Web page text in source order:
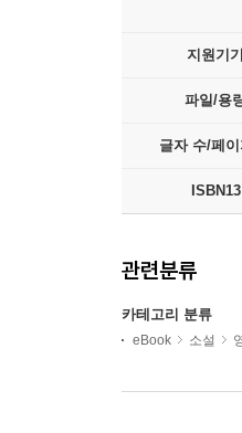
지원기기
파일/용
글자 수/페
ISBN13
관련분류
카테고리 분류
eBook 소설